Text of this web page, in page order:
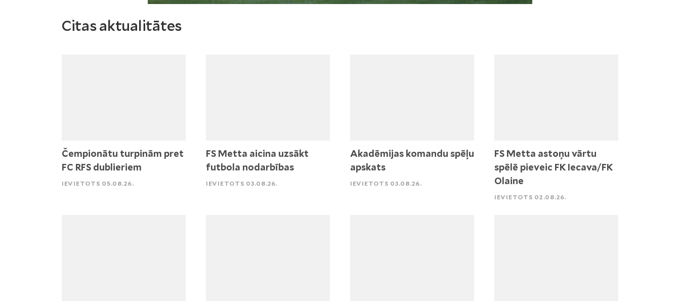
Citas aktualitātes
Čempionātu turpinām pret
FC RFS dublieriem
IEVIETOTS 05.08.26.
FS Metta aicina uzsākt
futbola nodarbības
IEVIETOTS 03.08.26.
Akadēmijas komandu spēļu
apskats
IEVIETOTS 03.08.26.
FS Metta astoņu vārtu
spēlē pieveic FK Iecava/FK
Olaine
IEVIETOTS 02.08.26.